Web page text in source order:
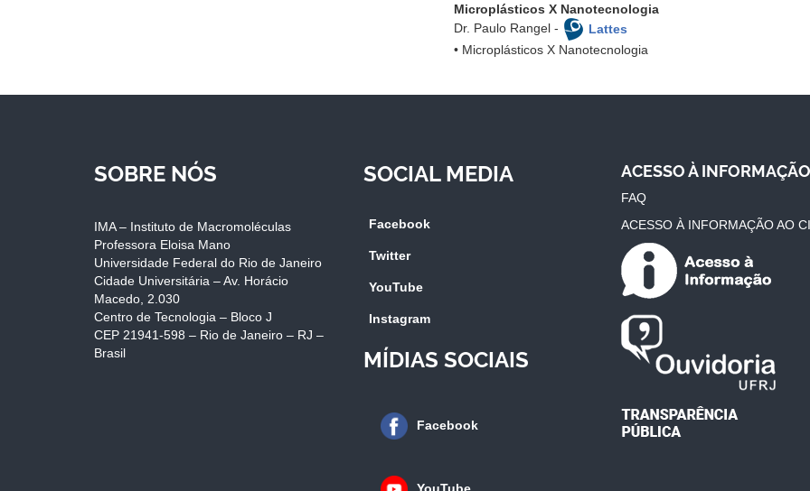
Microplásticos X Nanotecnologia
Dr. Paulo Rangel -
Lattes
• Microplásticos X Nanotecnologia
SOBRE NÓS
IMA – Instituto de Macromoléculas
Professora Eloisa Mano
Universidade Federal do Rio de Janeiro
Cidade Universitária – Av. Horácio
Macedo, 2.030
Centro de Tecnologia – Bloco J
CEP 21941-598 – Rio de Janeiro – RJ –
Brasil
SOCIAL MEDIA
Facebook
Twitter
YouTube
Instagram
MÍDIAS SOCIAIS
Facebook
ACESSO À INFORMAÇÃO
FAQ
ACESSO À INFORMAÇÃO AO